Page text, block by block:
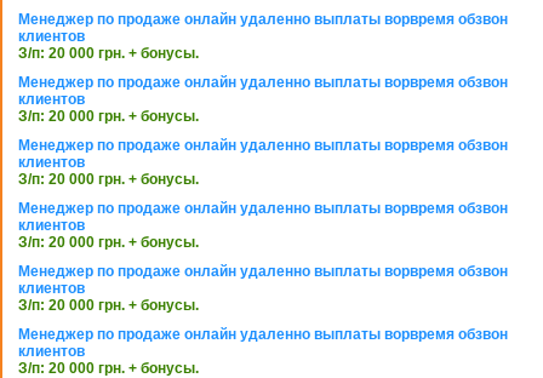
Менеджер по продаже онлайн удаленно выплаты ворвремя обзвон
клиентов
З/п: 20 000 грн. + бонусы.
Менеджер по продаже онлайн удаленно выплаты ворвремя обзвон
клиентов
З/п: 20 000 грн. + бонусы.
Менеджер по продаже онлайн удаленно выплаты ворвремя обзвон
клиентов
З/п: 20 000 грн. + бонусы.
Менеджер по продаже онлайн удаленно выплаты ворвремя обзвон
клиентов
З/п: 20 000 грн. + бонусы.
Менеджер по продаже онлайн удаленно выплаты ворвремя обзвон
клиентов
З/п: 20 000 грн. + бонусы.
Менеджер по продаже онлайн удаленно выплаты ворвремя обзвон
клиентов
З/п: 20 000 грн. + бонусы.